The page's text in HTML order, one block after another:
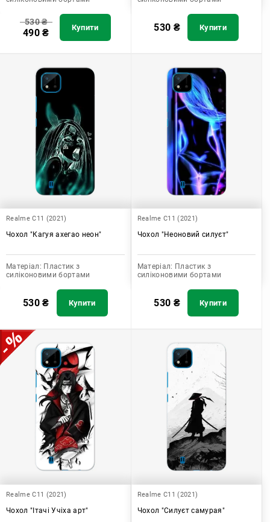
530₴
490₴ Купити 530 ₴ Купити
Realme C11 (2021)
Чохол "Кагуя ахегао неон"
Матеріал: Пластик з
силіконовими бортами
530₴ Купити
Realme C11 (2021)
Чохол "Неоновий силуєт"
Матеріал: Пластик з
силіконовими бортами
530 ₴ Купити
Realme C11 (2021)
Чохол "Ітачі Учіха арт"
Realme C11 (2021)
Чохол "Силуєт самурая"